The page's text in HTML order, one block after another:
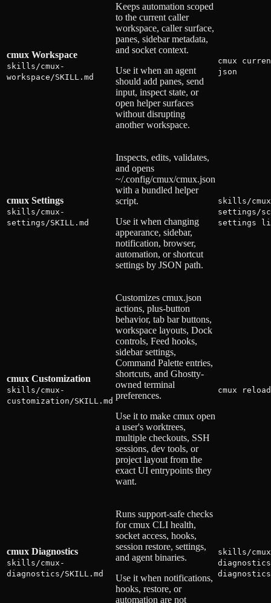
cmux Workspace
skills/cmux-
workspace/SKILL.md
Keeps automation scoped
to the current caller
workspace, caller surface,
panes, sidebar metadata,
and socket context.
Use it when an agent
should add panes, send
input, inspect state, or
open helper surfaces
without disrupting
another workspace.
cmux
json
cmux Settings
skills/cmux-
settings/SKILL.md
Inspects, edits, validates,
and opens
~/.config/cmux/cmux.json
with a bundled helper
script.
Use it when changing
appearance, sidebar,
notification, browser,
automation, or shortcut
settings by JSON path.
skills/
settings/
settings
cmux Customization
skills/cmux-
customization/SKILL.md
Customizes cmux.json
actions, plus-button
behavior, tab bar buttons,
workspace layouts, Dock
controls, Feed hooks,
sidebar settings,
Command Palette entries,
shortcuts, and Ghostty-
owned terminal
preferences.
Use it to make cmux open
a user's worktrees,
multiple checkouts, SSH
sessions, dev tools, or
project layout from the
exact UI entrypoints they
want.
cmux
cmux Diagnostics
skills/cmux-
diagnostics/SKILL.md
Runs support-safe checks
for cmux CLI health,
socket access, hooks,
session restore, settings,
and agent binaries.
Use it when notifications,
hooks, restore, or
automation are not
skills/
diagnostics